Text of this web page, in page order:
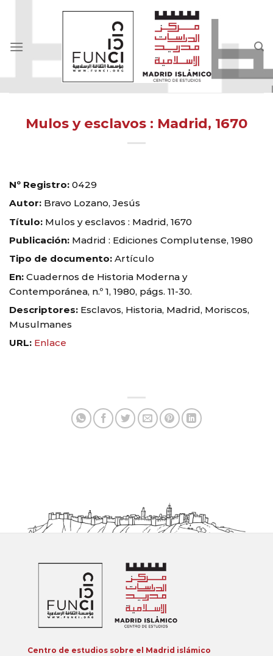
Mulos y esclavos : Madrid, 1670
Nº Registro: 0429
Autor: Bravo Lozano, Jesús
Título: Mulos y esclavos : Madrid, 1670
Publicación: Madrid : Ediciones Complutense, 1980
Tipo de documento: Artículo
En: Cuadernos de Historia Moderna y
Contemporánea, n.º 1, 1980, págs. 11-30.
Descriptores: Esclavos, Historia, Madrid, Moriscos,
Musulmanes
URL: Enlace
Centro de estudios sobre el Madrid islámico